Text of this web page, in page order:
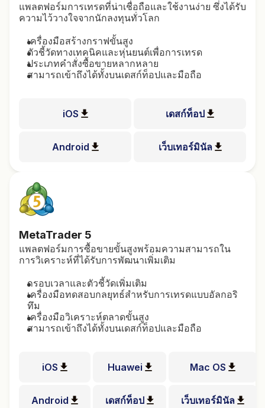
แพลตฟอร์มการเทรดที่น่าเชื่อถือและใช้งานง่าย ซึ่งได้รับ
ความไว้วางใจจากนักลงทุนทั่วโลก
เครื่องมือสร้างกราฟขั้นสูง
ตัวชี้วัดทางเทคนิคและหุ่นยนต์เพื่อการเทรด
ประเภทคำสั่งซื้อขายหลากหลาย
สามารถเข้าถึงได้ทั้งบนเดสก์ท็อปและมือถือ
iOS
Android
เดสก์ท็อป
เว็บเทอร์มินัล
MetaTrader 5
แพลตฟอร์มการซื้อขายขั้นสูงพร้อมความสามารถใน
การวิเคราะห์ที่ได้รับการพัฒนาเพิ่มเติม
กรอบเวลาและตัวชี้วัดเพิ่มเติม
เครื่องมือทดสอบกลยุทธ์สำหรับการเทรดแบบอัลกอริ
ทึม
เครื่องมือวิเคราะห์ตลาดขั้นสูง
สามารถเข้าถึงได้ทั้งบนเดสก์ท็อปและมือถือ
iOS
Android
Huawei
เดสก์ท็อป
Mac OS
เว็บเทอร์มินัล